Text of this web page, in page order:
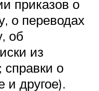
приказов о
о переводах
об
из
справки о
и другое).